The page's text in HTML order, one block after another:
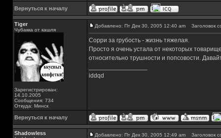
Вернуться к началу
Tiger
Чубакка от кашля
Зарегистрирован:
14.10.2005
Сообщения: 734
Откуда: Минск
Добавлено: Пт Дек 30, 2005 12:40 am Заголовок
Сорри за грубость - жизнь тяжелая.
Просто я очень устала от некоторых
относительно трушности и попсовости.
iddqd
Вернуться к началу
Shadowless Добавлено: Пт Дек 30, 2005 12:49 am Заголовок